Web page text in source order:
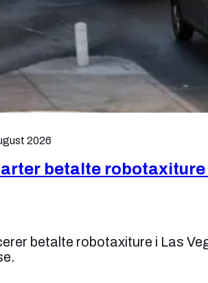
2026
betalte robotaxiture
betalte robotaxiture i Las